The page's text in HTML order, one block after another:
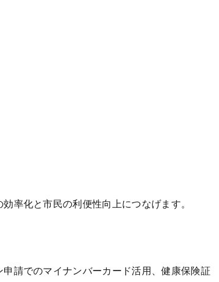
率化と市民の利便性向上につなげます。
請でのマイナンバーカード活用、健康保険証